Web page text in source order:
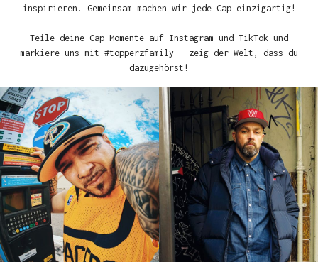
inspirieren. Gemeinsam machen wir jede Cap einzigartig!
Teile deine Cap-Momente auf Instagram und TikTok und
markiere uns mit #topperzfamily – zeig der Welt, dass du
dazugehörst!